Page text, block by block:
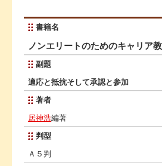
書籍名
ノンエリートのためのキャリア
副題
適応と抵抗そして承認と参加
著者
居神浩編著
判型
Ａ５判